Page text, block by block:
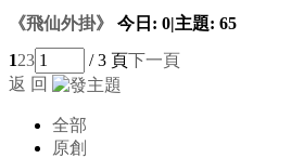
《飛仙外掛》
今日: 0|主題: 65
123 / 3 頁下一頁
返 回
全部
原創